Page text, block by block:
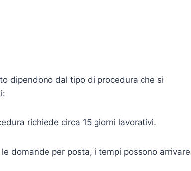
dipendono dal tipo di procedura che si
richiede circa 15 giorni lavorativi.
domande per posta, i tempi possono arrivare